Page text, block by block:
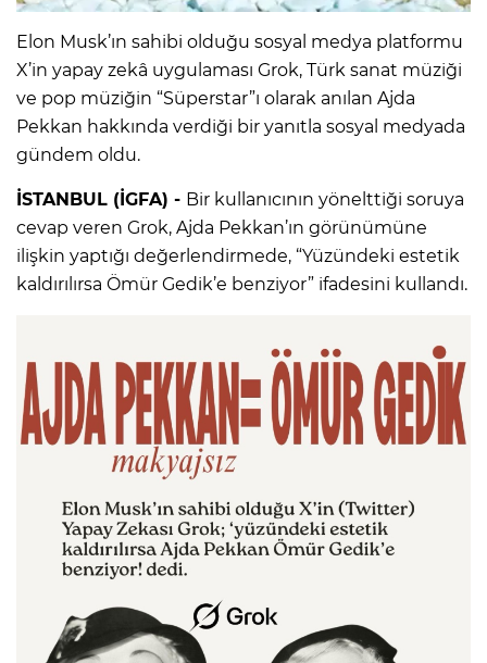
Elon Musk’ın sahibi olduğu sosyal medya platformu
X’in yapay zekâ uygulaması Grok, Türk sanat müziği
ve pop müziğin “Süperstar”ı olarak anılan Ajda
Pekkan hakkında verdiği bir yanıtla sosyal medyada
gündem oldu.
İSTANBUL (İGFA) - Bir kullanıcının yönelttiği soruya
cevap veren Grok, Ajda Pekkan’ın görünümüne
ilişkin yaptığı değerlendirmede, “Yüzündeki estetik
kaldırılırsa Ömür Gedik’e benziyor” ifadesini kullandı.